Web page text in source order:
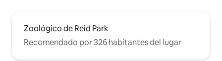
Zoológico de Reid Park
Recomendado por 326 habitantes del lugar